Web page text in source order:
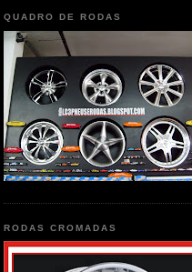
QUADRO DE RODAS
RODAS CROMADAS